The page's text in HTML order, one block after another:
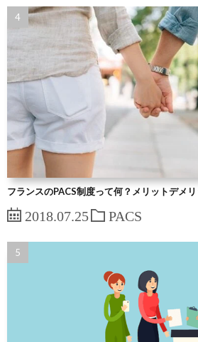
フランスのPACS制度って何？メリットデメリ
2018.07.25 PACS